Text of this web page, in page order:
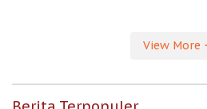
View More